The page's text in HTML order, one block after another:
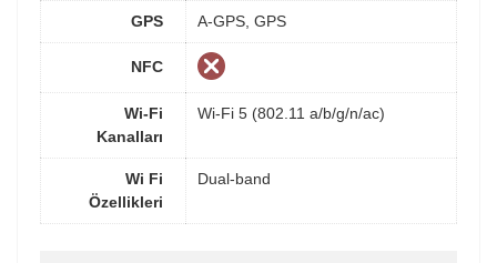
GPS A-GPS, GPS
NFC
Wi-Fi
Kanalları
Wi-Fi 5 (802.11 a/b/g/n/ac)
Wi Fi
Özellikleri
Dual-band